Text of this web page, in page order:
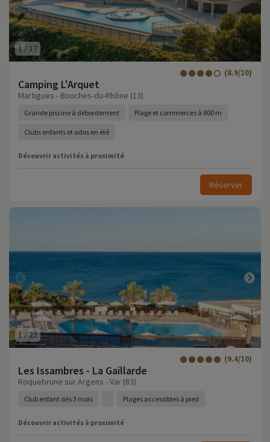
1/ 17
Camping L'Arquet
(8.9/10)
Martigues - Bouches-du-Rhône (13)
Grande piscine à débordement Plage et commerces à 800 m
Clubs enfants et ados en été
Découvrir activités à proximité
Réserver
1 /22
Les Issambres - La Gaillarde
(9.4/10)
Roquebrune sur Argens - Var (83)
Club enfant dès 3 mois Plages accessibles à pied
Découvrir activités à proximité